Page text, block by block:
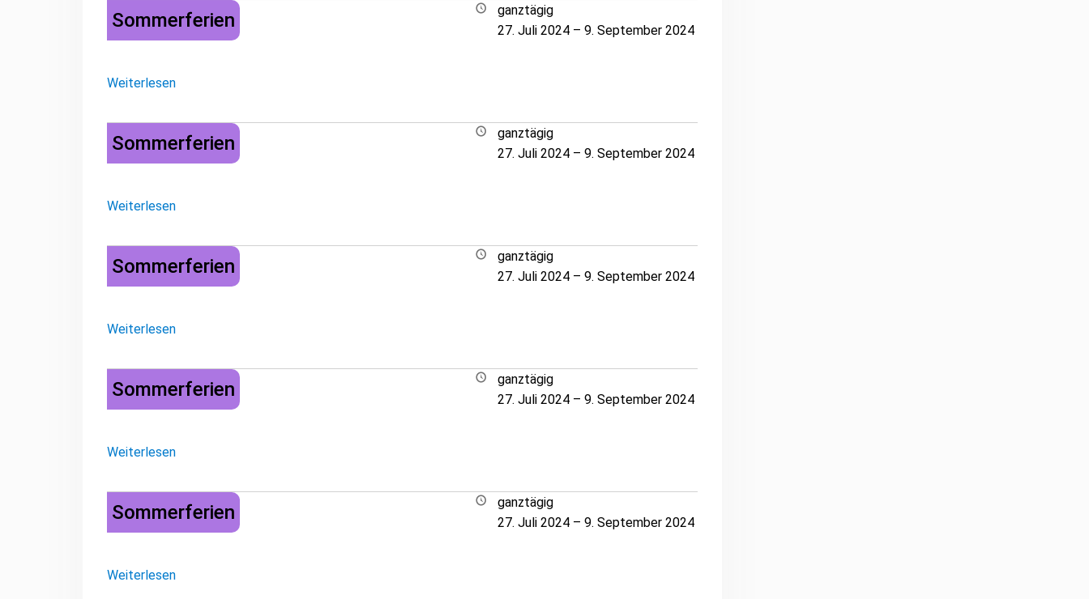
Sommerferien
ganztägig
27. Juli 2024 – 9. September 2024
Weiterlesen
Sommerferien
ganztägig
27. Juli 2024 – 9. September 2024
Weiterlesen
Sommerferien
ganztägig
27. Juli 2024 – 9. September 2024
Weiterlesen
Sommerferien
ganztägig
27. Juli 2024 – 9. September 2024
Weiterlesen
Sommerferien
ganztägig
27. Juli 2024 – 9. September 2024
Weiterlesen